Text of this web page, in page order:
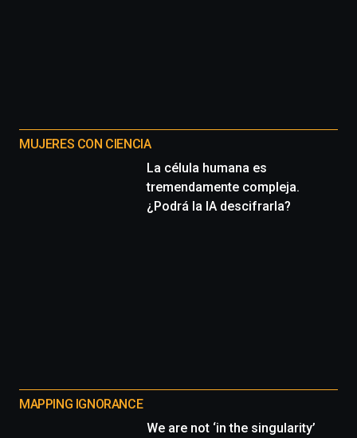
MUJERES CON CIENCIA
La célula humana es
tremendamente compleja.
¿Podrá la IA descifrarla?
MAPPING IGNORANCE
We are not ‘in the singularity’